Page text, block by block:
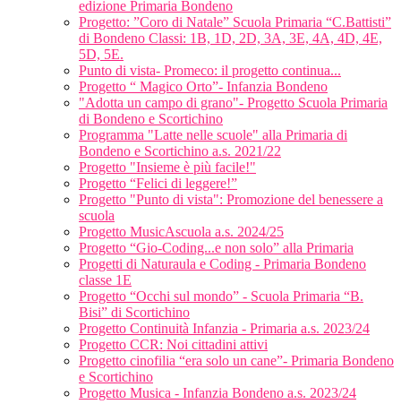
edizione Primaria Bondeno
Progetto: ”Coro di Natale” Scuola Primaria “C.Battisti”
di Bondeno Classi: 1B, 1D, 2D, 3A, 3E, 4A, 4D, 4E,
5D, 5E.
Punto di vista- Promeco: il progetto continua...
Progetto “ Magico Orto”- Infanzia Bondeno
"Adotta un campo di grano"- Progetto Scuola Primaria
di Bondeno e Scortichino
Programma "Latte nelle scuole" alla Primaria di
Bondeno e Scortichino a.s. 2021/22
Progetto "Insieme è più facile!"
Progetto “Felici di leggere!”
Progetto "Punto di vista": Promozione del benessere a
scuola
Progetto MusicAscuola a.s. 2024/25
Progetto “Gio-Coding...e non solo” alla Primaria
Progetti di Naturaula e Coding - Primaria Bondeno
classe 1E
Progetto “Occhi sul mondo” - Scuola Primaria “B.
Bisi” di Scortichino
Progetto Continuità Infanzia - Primaria a.s. 2023/24
Progetto CCR: Noi cittadini attivi
Progetto cinofilia “era solo un cane”- Primaria Bondeno
e Scortichino
Progetto Musica - Infanzia Bondeno a.s. 2023/24